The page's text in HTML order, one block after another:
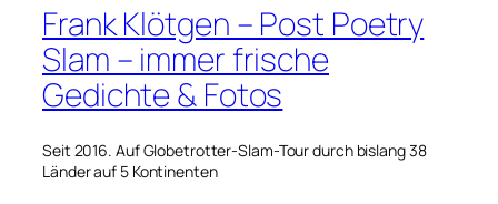
Frank Klötgen – Post Poetry
Slam – immer frische
Gedichte & Fotos
Seit 2016. Auf Globetrotter-Slam-Tour durch bislang 38
Länder auf 5 Kontinenten